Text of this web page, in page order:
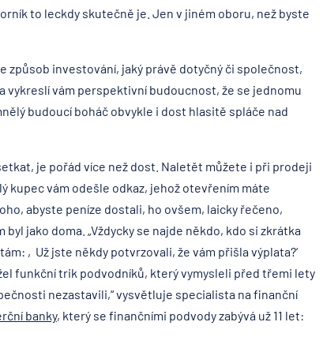
to leckdy skutečně je. Jen v jiném oboru, než byste
způsob investování, jaký právě dotyčný či společnost,
vykreslí vám perspektivní budoucnost, že se jednomu
budoucí boháč obvykle i dost hlasitě spláče nad
je pořád více než dost. Naletět můžete i při prodeji
kupec vám odešle odkaz, jehož otevřením máte
abyste peníze dostali, ho ovšem, laicky řečeno,
jako doma. „Vždycky se najde někdo, kdo si zkrátka
‚Už jste někdy potvrzovali, že vám přišla výplata?‘
funkční trik podvodníků, který vymysleli před třemi lety
nezastavili,“ vysvětluje specialista na finanční
banky, který se finančními podvody zabývá už 11 let: